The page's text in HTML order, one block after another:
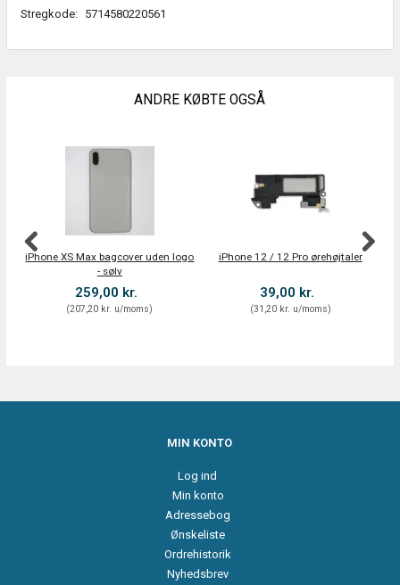
Stregkode: 5714580220561
ANDRE KØBTE OGSÅ
iPhone XS Max bagcover uden logo
- sølv
259,00 kr.
(207,20 kr. u/moms)
iPhone 12 / 12 Pro ørehøjtaler
39,00 kr.
(31,20 kr. u/moms)
MIN KONTO
Log ind
Min konto
Adressebog
Ønskeliste
Ordrehistorik
Nyhedsbrev